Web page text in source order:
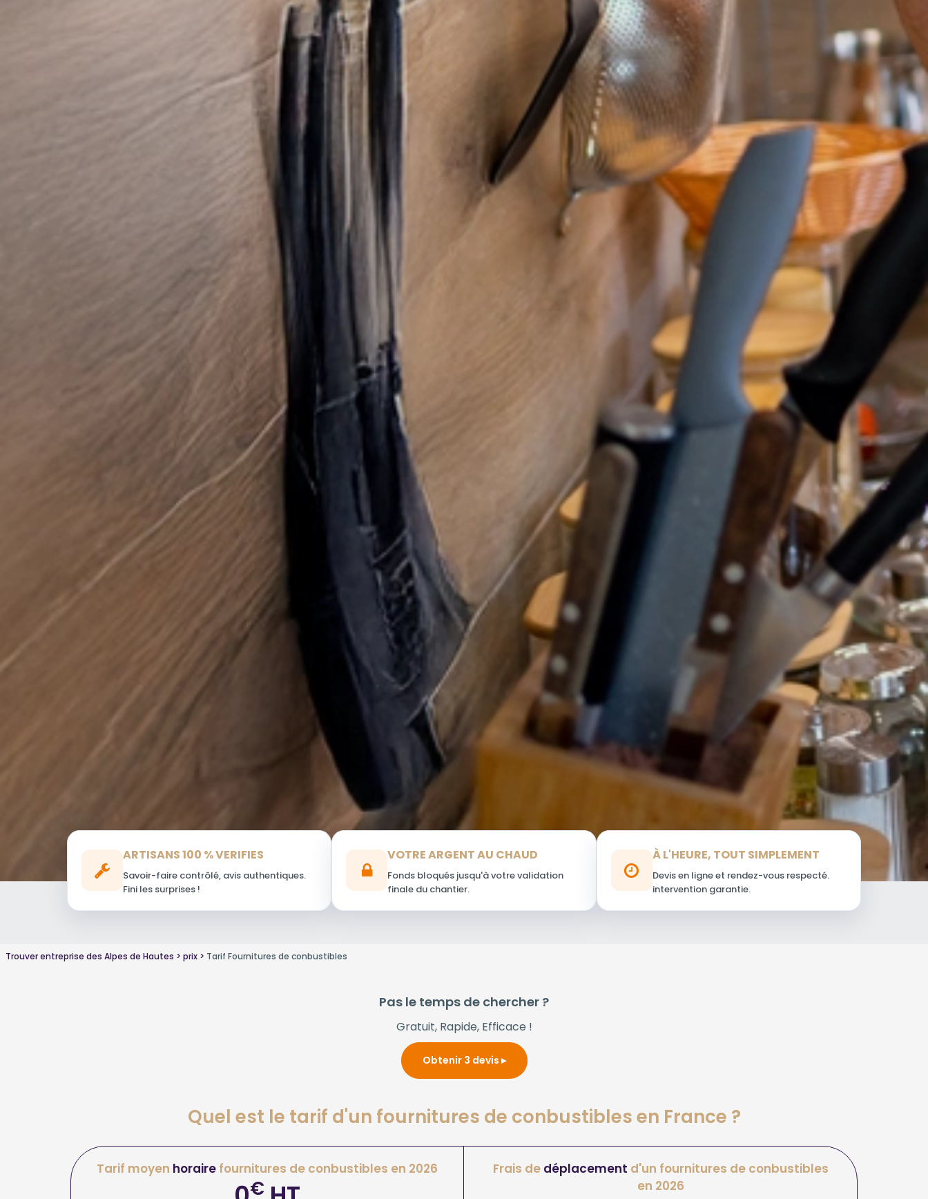
ARTISANS 100 % VERIFIES
Savoir-faire contrôlé, avis authentiques.
Fini les surprises !
VOTRE ARGENT AU CHAUD
Fonds bloqués jusqu'à votre validation
finale du chantier.
À L'HEURE, TOUT SIMPLEMENT
Devis en ligne et rendez-vous respecté.
intervention garantie.
Trouver entreprise des Alpes de Hautes prix Tarif Fournitures de conbustibles
Pas le temps de chercher ?
Gratuit, Rapide, Efficace !
Obtenir 3 devis
Quel est le tarif d'un fournitures de conbustibles en France ?
Tarif moyen horaire fournitures de conbustibles en 2026
€
Frais de déplacement d'un fournitures de conbustibles
en 2026